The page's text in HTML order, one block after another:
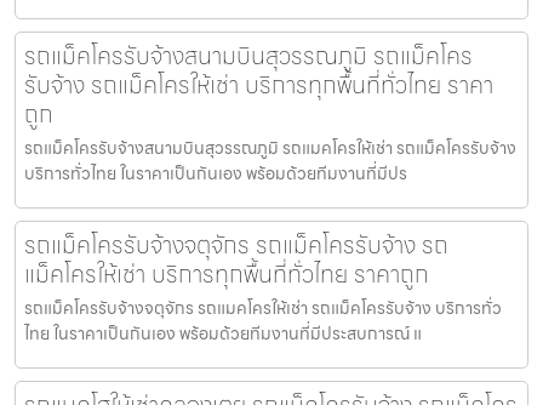
รถแม็คโครรับจ้างสนามบินสุวรรณภูมิ รถแม็คโคร
รับจ้าง รถแม็คโครให้เช่า บริการทุกพื้นที่ทั่วไทย ราคา
ถูก
รถแม็คโครรับจ้างสนามบินสุวรรณภูมิ รถแมคโครให้เช่า รถแม็คโครรับจ้าง
บริการทั่วไทย ในราคาเป็นกันเอง พร้อมด้วยทีมงานที่มีปร
รถแม็คโครรับจ้างจตุจักร รถแม็คโครรับจ้าง รถ
แม็คโครให้เช่า บริการทุกพื้นที่ทั่วไทย ราคาถูก
รถแม็คโครรับจ้างจตุจักร รถแมคโครให้เช่า รถแม็คโครรับจ้าง บริการทั่ว
ไทย ในราคาเป็นกันเอง พร้อมด้วยทีมงานที่มีประสบการณ์ แ